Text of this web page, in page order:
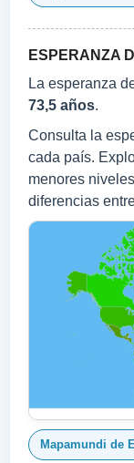
ESPERANZA
La esperanza
73,5 años.
Consulta la
cada país.
menores
diferencias
Mapamundi de